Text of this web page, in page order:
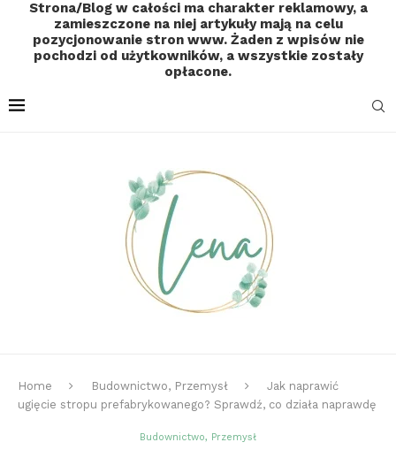
Strona/Blog w całości ma charakter reklamowy, a
zamieszczone na niej artykuły mają na celu
pozycjonowanie stron www. Żaden z wpisów nie
pochodzi od użytkowników, a wszystkie zostały
opłacone.
Home Budownictwo, Przemysł
Jak naprawić
ugięcie stropu prefabrykowanego? Sprawdź, co działa naprawdę
Budownictwo, Przemysł